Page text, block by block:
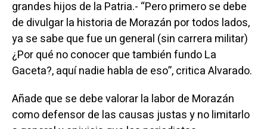
grandes hijos de la Patria.- “Pero primero se debe
de divulgar la historia de Morazán por todos lados,
ya se sabe que fue un general (sin carrera militar)
¿Por qué no conocer que también fundo La
Gaceta?, aquí nadie habla de eso”, critica Alvarado.
Añade que se debe valorar la labor de Morazán
como defensor de las causas justas y no limitarlo